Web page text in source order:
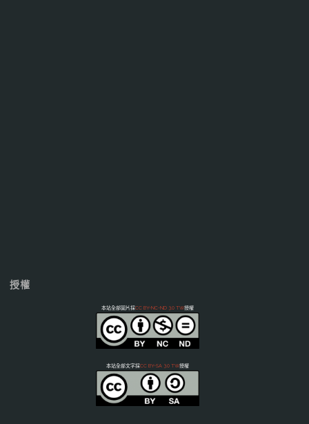
授權
本站全部圖片採CC BY-NC-ND 3.0 TW授權
本站全部文字採CC BY-SA 3.0 TW授權